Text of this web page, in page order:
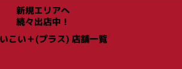
こい＋(プラス) 店舗一覧
新規エリアへ
続々出店中！